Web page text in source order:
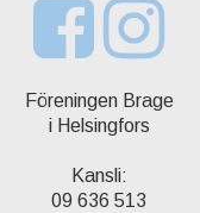
Föreningen Brage
i Helsingfors
Kansli:
09 636 513